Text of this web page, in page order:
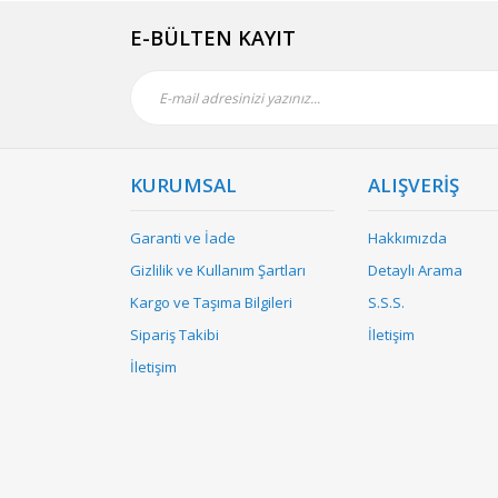
E-BÜLTEN KAYIT
KURUMSAL
Garanti ve İade
Gizlilik ve Kullanım Şartları
Kargo ve Taşıma Bilgileri
Sipariş Takibi
İletişim
ALIŞVERİŞ
Hakkımızda
Detaylı Arama
S.S.S.
İletişim